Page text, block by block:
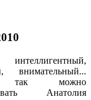
внимательный...
так можно
Анатолия